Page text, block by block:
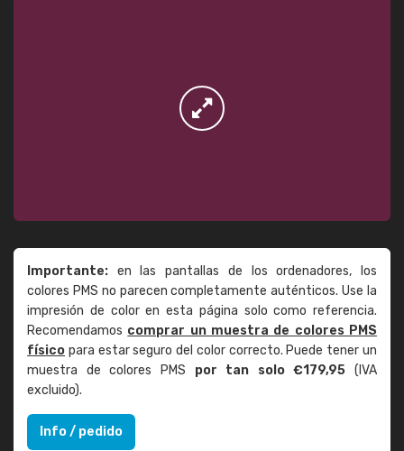
Importante: en las pantallas de los ordenadores, los
colores PMS no parecen completamente auténticos. Use la
impresión de color en esta página solo como referencia.
Recomendamos comprar un muestra de colores PMS
físico para estar seguro del color correcto. Puede tener un
muestra de colores PMS por tan solo €179,95 (IVA
excluido).
Info / pedido